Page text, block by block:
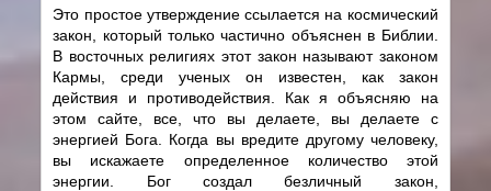
Это простое утверждение ссылается на космический
закон, который только частично объяснен в Библии.
В восточных религиях этот закон называют законом
Кармы, среди ученых он известен, как закон
действия и противодействия. Как я объясняю на
этом сайте, все, что вы делаете, вы делаете с
энергией Бога. Когда вы вредите другому человеку,
вы искажаете определенное количество этой
энергии. Бог создал безличный закон,